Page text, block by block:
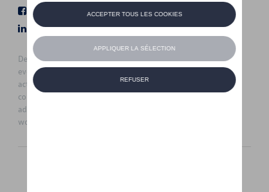
Facebook
Youtube
LinkedIn
Instagram
De prijzen op deze site zijn adviesprijzen (incl. btw), exclusief
eventuele installatiekosten. Voor meer informatie over de
actuele verkoopprijs en de eventuele installatiekosten kunt u
contact opnemen met uw concessiehouder / agent. De
adviesprijzen kunnen zonder voorafgaande kennisgeving
worden gewijzigd.